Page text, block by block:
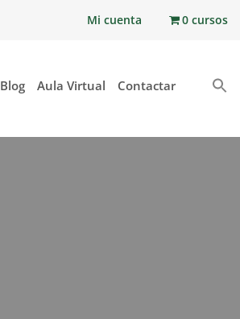
Mi cuenta 0 cursos
Blog Aula Virtual Contactar